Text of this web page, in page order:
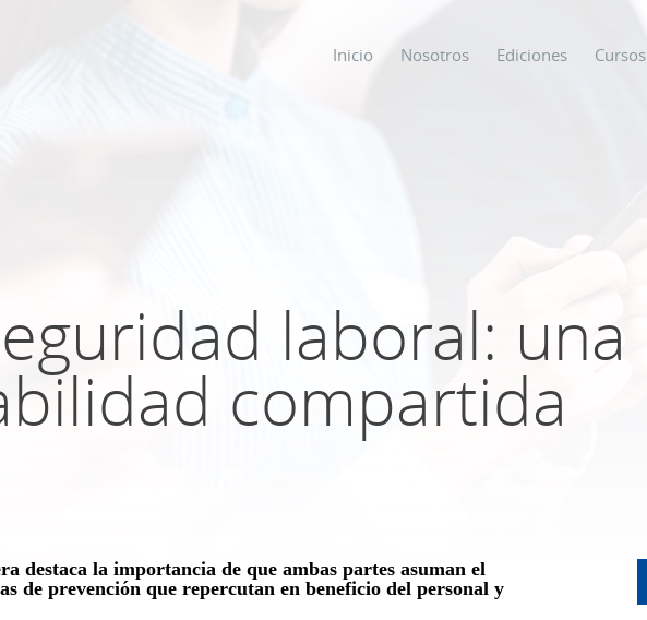
Inicio Nosotros Ediciones Cursos
laboral: una
compartida
destaca la importancia de que ambas partes asuman el
de prevención que repercutan en beneficio del personal y
| TODO SOBRE